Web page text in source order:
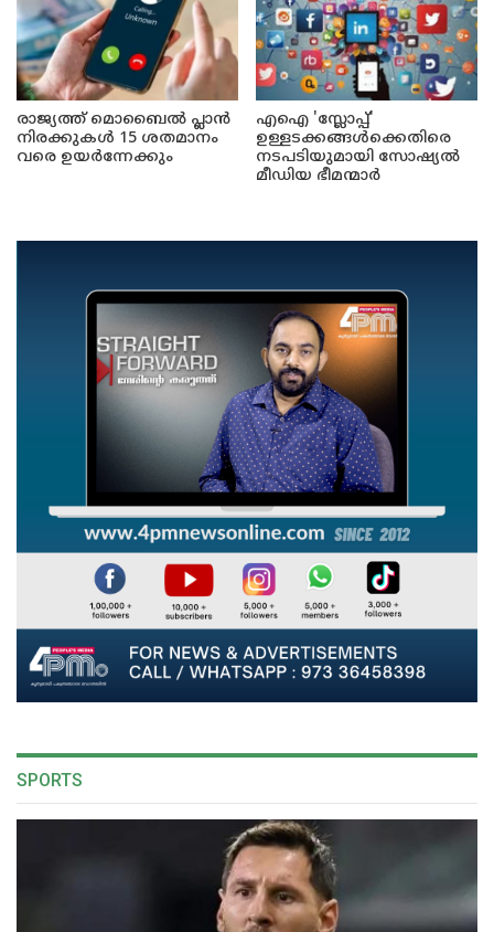
രാജ്യത്ത് മൊബൈൽ പ്ലാൻ
നിരക്കുകൾ 15 ശതമാനം
വരെ ഉയർന്നേക്കും
എഐ 'സ്ലോപ്പ്'
ഉള്ളടക്കങ്ങൾക്കെതിരെ
നടപടിയുമായി സോഷ്യൽ
മീഡിയ ഭീമന്മാർ
SPORTS